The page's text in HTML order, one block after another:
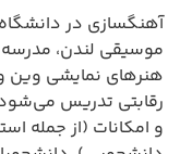
آهنگسازی در
موسیقی لندن،
هنرهای نمایشی وین و
رقابتی تدریس می‌شود
و امکانات (از جمله